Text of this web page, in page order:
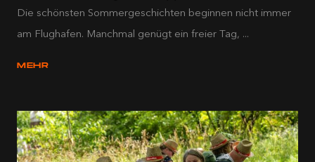
Die schönsten Sommergeschichten beginnen nicht immer
am Flughafen. Manchmal genügt ein freier Tag, ...
MEHR